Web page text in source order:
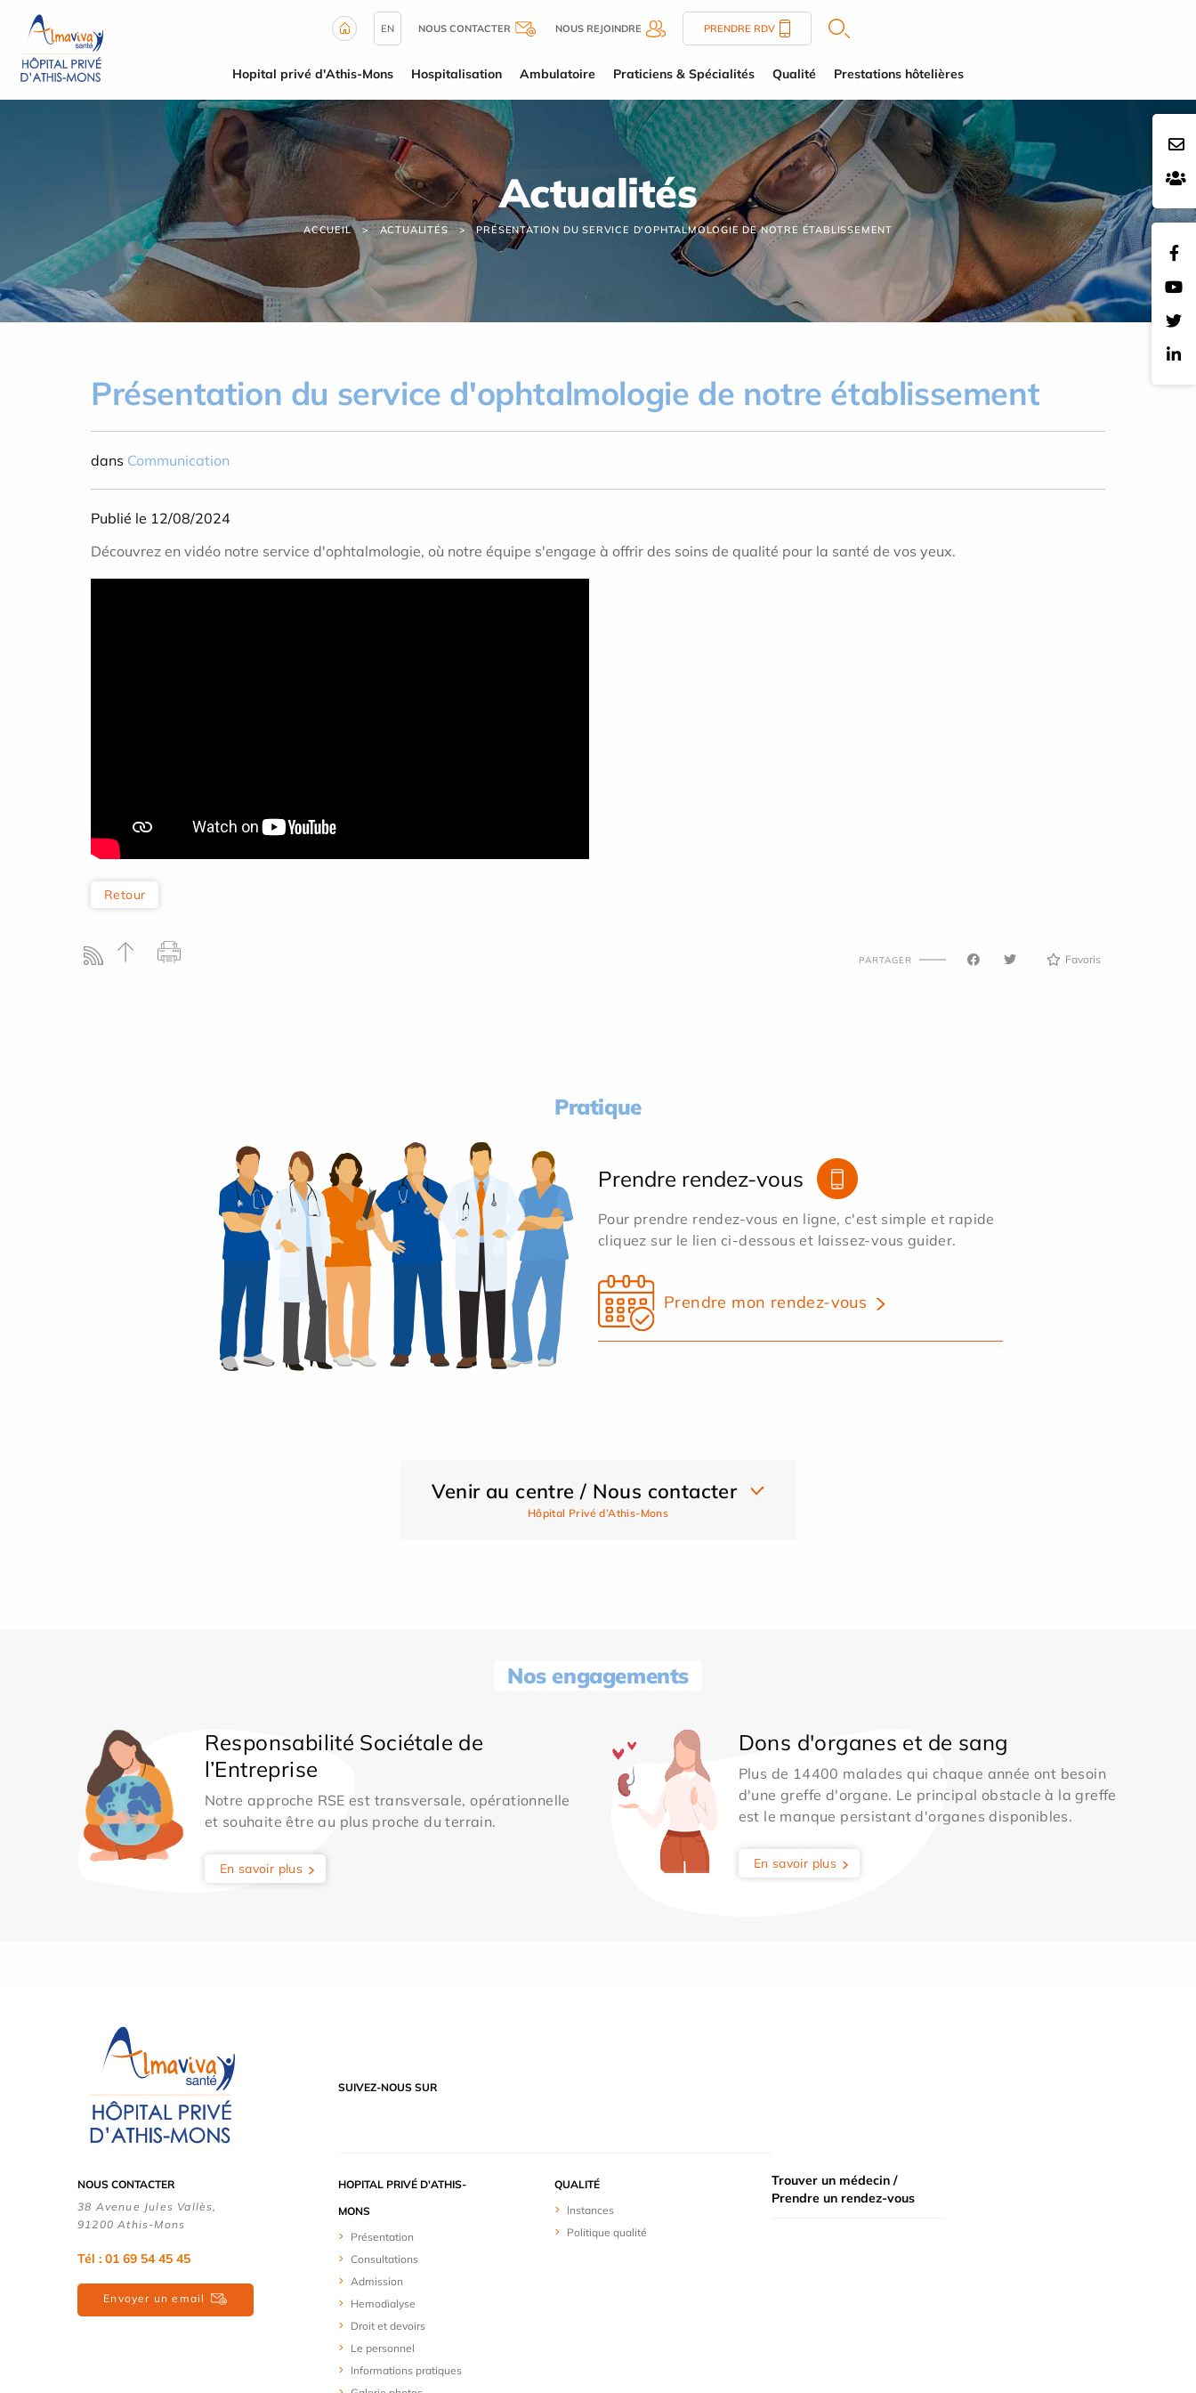
EN NOUS CONTACTER NOUS REJOINDRE PRENDRE RDV
Hopital privé d'Athis-Mons Hospitalisation Ambulatoire Praticiens & Spécialités Qualité Prestations hôtelières
Actualités
ACCUEIL ACTUALITÉS PRÉSENTATION DU SERVICE D'OPHTALMOLOGIE DE NOTRE ÉTABLISSEMENT
Présentation du service d'ophtalmologie de notre établissement
dans Communication
Publié le 12/08/2024
Découvrez en vidéo notre service d'ophtalmologie, où notre équipe s'engage à offrir des soins de qualité pour la santé de vos yeux.
Retour
PARTAGER Favoris
Pratique
Prendre rendez-vous
Pour prendre rendez-vous en ligne, c'est simple et rapide
cliquez sur le lien ci-dessous et laissez-vous guider.
Prendre mon rendez-vous
Venir au centre / Nous contacter
Hôpital Privé d’Athis-Mons
Nos engagements
Responsabilité Sociétale de
l’Entreprise
Notre approche RSE est transversale, opérationnelle
et souhaite être au plus proche du terrain.
En savoir plus
Dons d'organes et de sang
Plus de 14400 malades qui chaque année ont besoin
d'une greffe d'organe. Le principal obstacle à la greffe
est le manque persistant d'organes disponibles.
En savoir plus
SUIVEZ-NOUS SUR
NOUS CONTACTER
38 Avenue Jules Vallès,
91200 Athis-Mons
Tél : 01 69 54 45 45
Envoyer un email
HOPITAL PRIVÉ D'ATHIS-
MONS
Présentation
Consultations
Admission
Hemodialyse
Droit et devoirs
Le personnel
Informations pratiques
QUALITÉ
Instances
Politique qualité
Trouver un médecin /
Prendre un rendez-vous
Panneau de gestion des cookies